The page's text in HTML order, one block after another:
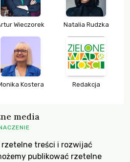
Wieczorek Natalia Rudzka
Kostera Redakcja
media
treści i rozwijać
publikować rzetelne